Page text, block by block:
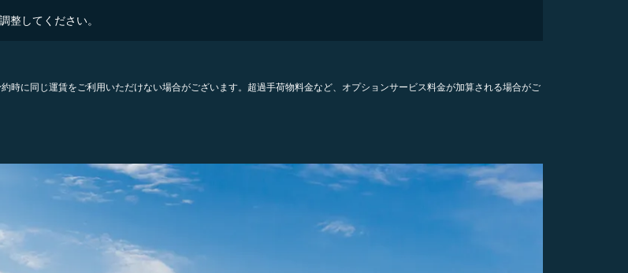
整してください。
に同じ運賃をご利用いただけない場合がございます。超過手荷物料金など、オプションサービス料金が加算される場合がご